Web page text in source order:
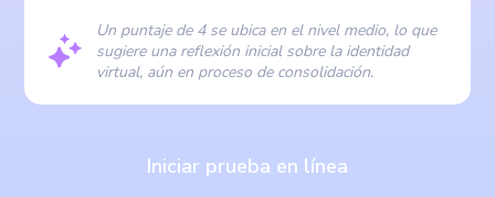
Un puntaje de 4 se ubica en el nivel medio, lo que
sugiere una reflexión inicial sobre la identidad
virtual, aún en proceso de consolidación.
Iniciar prueba en línea